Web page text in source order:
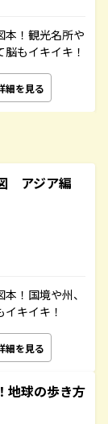
本！観光名所や
もイキイキ！
細を見る
アジア編
！国境や州、
キイキ！
細を見る
地球の歩き方